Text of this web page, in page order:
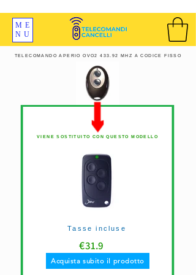
ME
NU
TELECOMANDO APERIO OVO2 433.92 MHZ A CODICE FISSO
VIENE SOSTITUITO CON QUESTO MODELLO
€31.9
Acquista subito il prodotto
Tasse incluse